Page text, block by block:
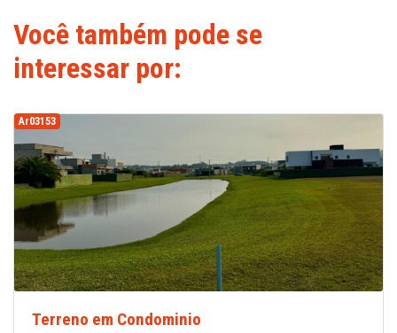
Você também pode se
interessar por:
Ar03153
Terreno em Condominio